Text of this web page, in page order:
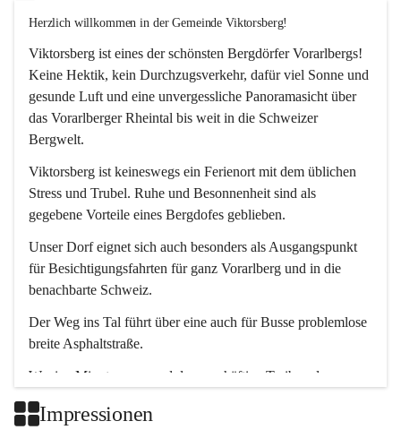
Herzlich willkommen in der Gemeinde Viktorsberg!
Viktorsberg ist eines der schönsten Bergdörfer Vorarlbergs!
Keine Hektik, kein Durchzugsverkehr, dafür viel Sonne und
gesunde Luft und eine unvergessliche Panoramasicht über
das Vorarlberger Rheintal bis weit in die Schweizer
Bergwelt.
Viktorsberg ist keineswegs ein Ferienort mit dem üblichen
Stress und Trubel. Ruhe und Besonnenheit sind als
gegebene Vorteile eines Bergdofes geblieben.
Unser Dorf eignet sich auch besonders als Ausgangspunkt
für Besichtigungsfahrten für ganz Vorarlberg und in die
benachbarte Schweiz.
Der Weg ins Tal führt über eine auch für Busse problemlose
breite Asphaltstraße.
Wenige Minuten nur, und das geschäftige Treiben der
Impressionen